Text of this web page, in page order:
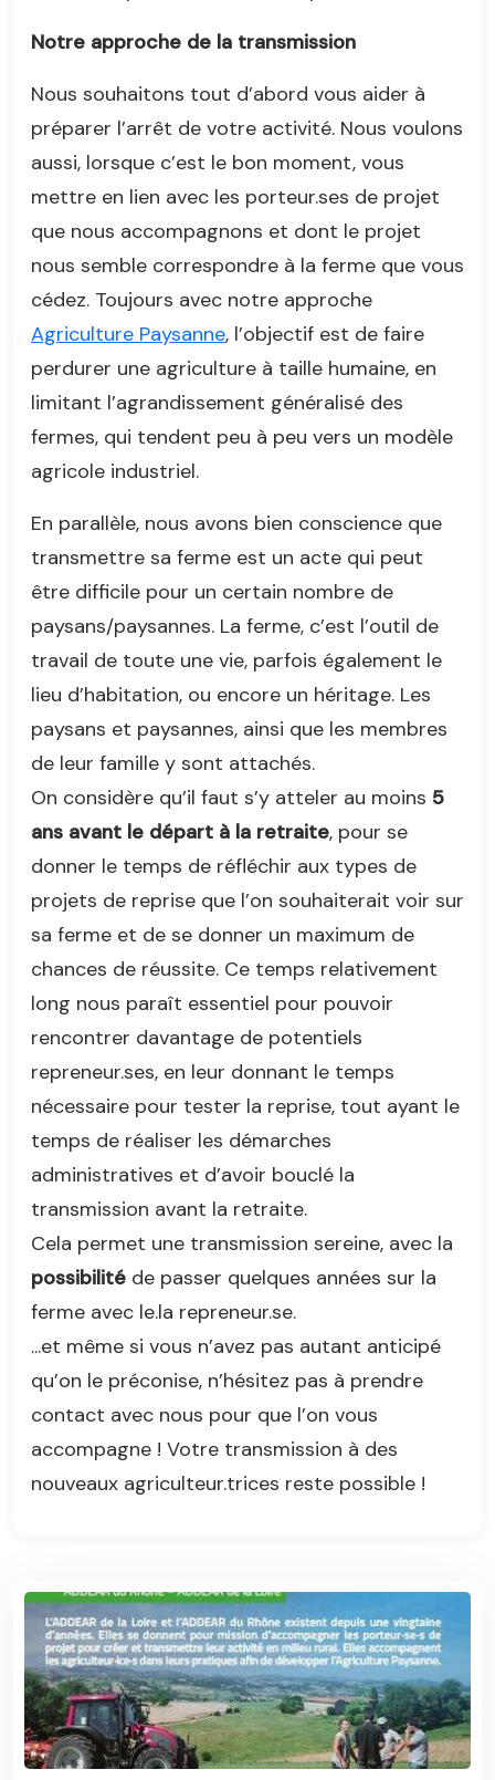
Notre approche de la transmission
Nous souhaitons tout d’abord vous aider à
préparer l’arrêt de votre activité. Nous voulons
aussi, lorsque c’est le bon moment, vous
mettre en lien avec les porteur.ses de projet
que nous accompagnons et dont le projet
nous semble correspondre à la ferme que vous
cédez. Toujours avec notre approche
Agriculture Paysanne, l’objectif est de faire
perdurer une agriculture à taille humaine, en
limitant l’agrandissement généralisé des
fermes, qui tendent peu à peu vers un modèle
agricole industriel.
En parallèle, nous avons bien conscience que
transmettre sa ferme est un acte qui peut
être difficile pour un certain nombre de
paysans/paysannes. La ferme, c’est l’outil de
travail de toute une vie, parfois également le
lieu d’habitation, ou encore un héritage. Les
paysans et paysannes, ainsi que les membres
de leur famille y sont attachés.
On considère qu’il faut s’y atteler au moins 5
ans avant le départ à la retraite, pour se
donner le temps de réfléchir aux types de
projets de reprise que l’on souhaiterait voir sur
sa ferme et de se donner un maximum de
chances de réussite. Ce temps relativement
long nous paraît essentiel pour pouvoir
rencontrer davantage de potentiels
repreneur.ses, en leur donnant le temps
nécessaire pour tester la reprise, tout ayant le
temps de réaliser les démarches
administratives et d’avoir bouclé la
transmission avant la retraite.
Cela permet une transmission sereine, avec la
possibilité de passer quelques années sur la
ferme avec le.la repreneur.se.
...et même si vous n’avez pas autant anticipé
qu’on le préconise, n’hésitez pas à prendre
contact avec nous pour que l’on vous
accompagne ! Votre transmission à des
nouveaux agriculteur.trices reste possible !